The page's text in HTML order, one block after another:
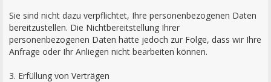
Sie sind nicht dazu verpflichtet, Ihre personenbezogenen Daten
bereitzustellen. Die Nichtbereitstellung Ihrer
personenbezogenen Daten hätte jedoch zur Folge, dass wir Ihre
Anfrage oder Ihr Anliegen nicht bearbeiten können.
3. Erfüllung von Verträgen